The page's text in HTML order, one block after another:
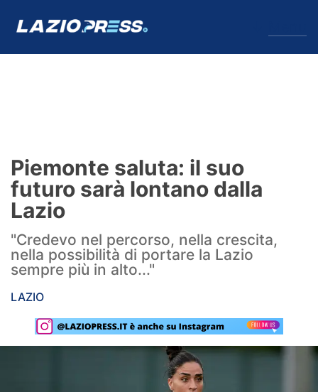
Formello
Infortuni
Primavera
Calciomercato
Lazio Women
Rassegna Lazio
Piemonte saluta: il suo
futuro sarà lontano dalla
Lazio
"Credevo nel percorso, nella crescita,
nella possibilità di portare la Lazio
sempre più in alto..."
LAZIO